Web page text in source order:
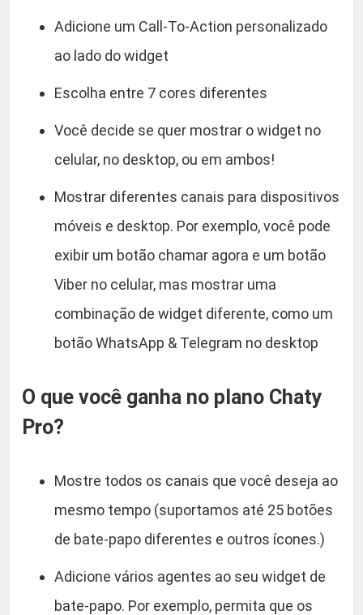
Adicione um Call-To-Action personalizado
ao lado do widget
Escolha entre 7 cores diferentes
Você decide se quer mostrar o widget no
celular, no desktop, ou em ambos!
Mostrar diferentes canais para dispositivos
móveis e desktop. Por exemplo, você pode
exibir um botão chamar agora e um botão
Viber no celular, mas mostrar uma
combinação de widget diferente, como um
botão WhatsApp & Telegram no desktop
O que você ganha no plano Chaty
Pro?
Mostre todos os canais que você deseja ao
mesmo tempo (suportamos até 25 botões
de bate-papo diferentes e outros ícones.)
Adicione vários agentes ao seu widget de
bate-papo. Por exemplo, permita que os